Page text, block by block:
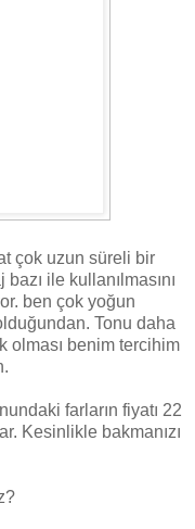
çok uzun süreli bir
ile kullanılmasını
ben çok yoğun
Tonu daha
benim tercihim
farların fiyatı 22
Kesinlikle bakmanızı